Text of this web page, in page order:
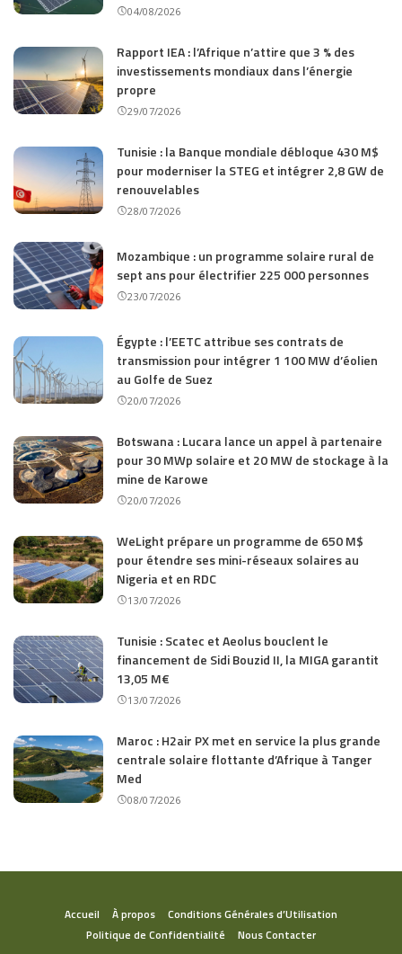
04/08/2026
Rapport IEA : l’Afrique n’attire que 3 % des
investissements mondiaux dans l’énergie
propre
29/07/2026
Tunisie : la Banque mondiale débloque 430 M$
pour moderniser la STEG et intégrer 2,8 GW de
renouvelables
28/07/2026
Mozambique : un programme solaire rural de
sept ans pour électrifier 225 000 personnes
23/07/2026
Égypte : l’EETC attribue ses contrats de
transmission pour intégrer 1 100 MW d’éolien
au Golfe de Suez
20/07/2026
Botswana : Lucara lance un appel à partenaire
pour 30 MWp solaire et 20 MW de stockage à la
mine de Karowe
20/07/2026
WeLight prépare un programme de 650 M$
pour étendre ses mini-réseaux solaires au
Nigeria et en RDC
13/07/2026
Tunisie : Scatec et Aeolus bouclent le
financement de Sidi Bouzid II, la MIGA garantit
13,05 M€
13/07/2026
Maroc : H2air PX met en service la plus grande
centrale solaire flottante d’Afrique à Tanger
Med
08/07/2026
Accueil À propos
Conditions Générales d’Utilisation
Politique de Confidentialité
Nous Contacter